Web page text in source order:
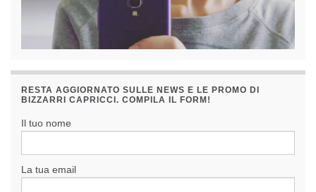
RESTA AGGIORNATO SULLE NEWS E LE PROMO DI
BIZZARRI CAPRICCI. COMPILA IL FORM!
Il tuo nome
La tua email